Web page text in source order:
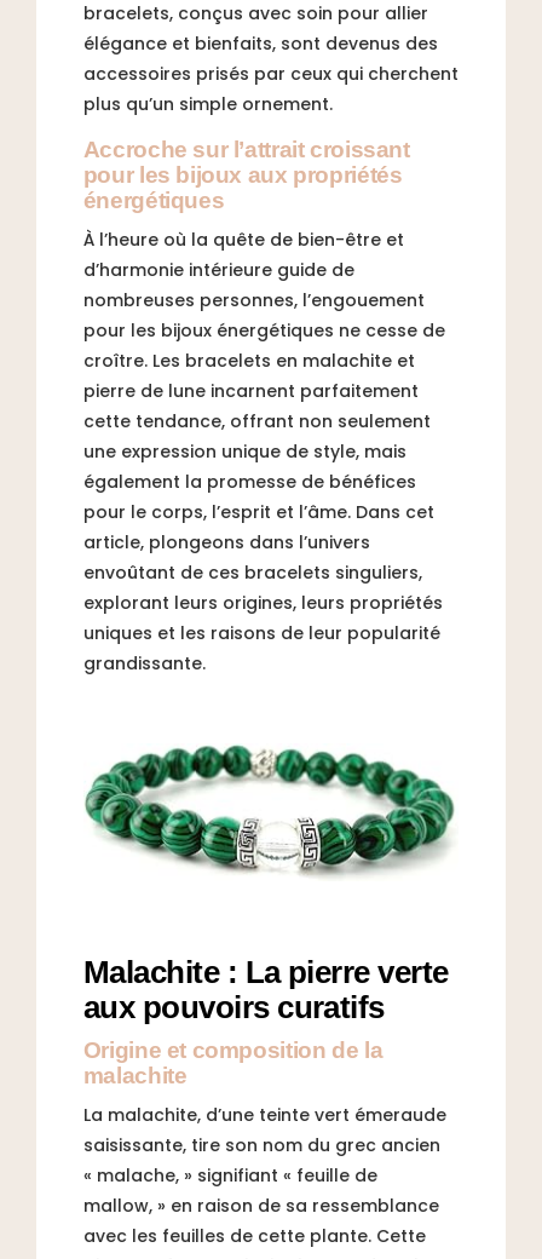
bracelets, conçus avec soin pour allier
élégance et bienfaits, sont devenus des
accessoires prisés par ceux qui cherchent
plus qu’un simple ornement.
Accroche sur l’attrait croissant
pour les bijoux aux propriétés
énergétiques
À l’heure où la quête de bien-être et
d’harmonie intérieure guide de
nombreuses personnes, l’engouement
pour les bijoux énergétiques ne cesse de
croître. Les bracelets en malachite et
pierre de lune incarnent parfaitement
cette tendance, offrant non seulement
une expression unique de style, mais
également la promesse de bénéfices
pour le corps, l’esprit et l’âme. Dans cet
article, plongeons dans l’univers
envoûtant de ces bracelets singuliers,
explorant leurs origines, leurs propriétés
uniques et les raisons de leur popularité
grandissante.
Malachite : La pierre verte
aux pouvoirs curatifs
Origine et composition de la
malachite
La malachite, d’une teinte vert émeraude
saisissante, tire son nom du grec ancien
« malache, » signifiant « feuille de
mallow, » en raison de sa ressemblance
avec les feuilles de cette plante. Cette